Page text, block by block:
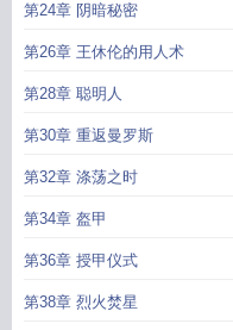
第24章 阴暗秘密
第26章 王休伦的用人术
第28章 聪明人
第30章 重返曼罗斯
第32章 涤荡之时
第34章 盔甲
第36章 授甲仪式
第38章 烈火焚星